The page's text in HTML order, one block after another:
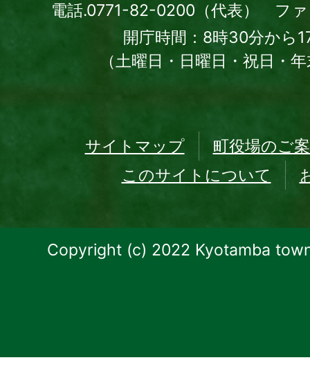
電話.0771-82-0200（代表） フ
開庁時間：8時30分から
（土曜日・日曜日・祝日・
サイトマップ
町役場のご
このサイトについて
Copyright (c) 2022 Kyotamba